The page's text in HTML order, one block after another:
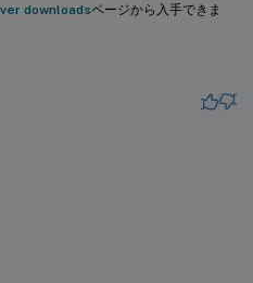
downloadsページから入手できま